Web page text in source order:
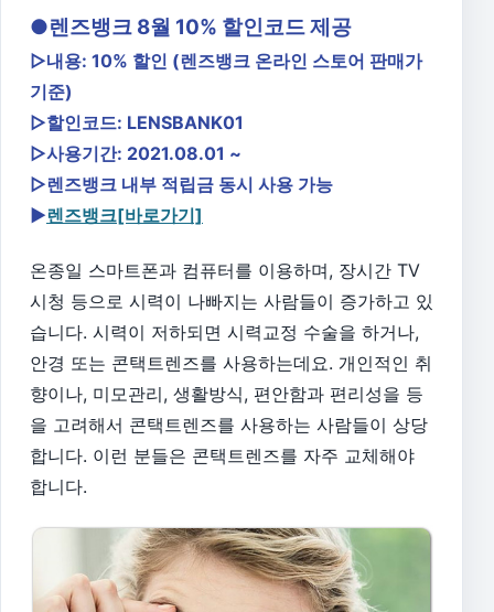
●렌즈뱅크 8월 10% 할인코드 제공
▷내용: 10% 할인 (렌즈뱅크 온라인 스토어 판매가
기준)
▷할인코드: LENSBANK01
▷사용기간: 2021.08.01 ~
▷렌즈뱅크 내부 적립금 동시 사용 가능
▶렌즈뱅크[바로가기]
온종일 스마트폰과 컴퓨터를 이용하며, 장시간 TV
시청 등으로 시력이 나빠지는 사람들이 증가하고 있
습니다. 시력이 저하되면 시력교정 수술을 하거나,
안경 또는 콘택트렌즈를 사용하는데요. 개인적인 취
향이나, 미모관리, 생활방식, 편안함과 편리성을 등
을 고려해서 콘택트렌즈를 사용하는 사람들이 상당
합니다. 이런 분들은 콘택트렌즈를 자주 교체해야
합니다.